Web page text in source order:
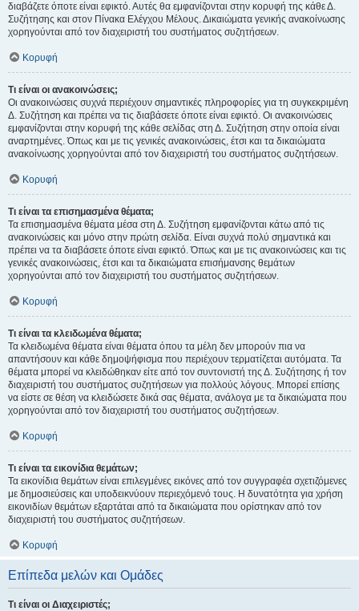
διαβάζετε όποτε είναι εφικτό. Αυτές θα εμφανίζονται στην κορυφή της κάθε Δ.
Συζήτησης και στον Πίνακα Ελέγχου Μέλους. Δικαιώματα γενικής ανακοίνωσης
χορηγούνται από τον διαχειριστή του συστήματος συζητήσεων.
Κορυφή
Τι είναι οι ανακοινώσεις;
Οι ανακοινώσεις συχνά περιέχουν σημαντικές πληροφορίες για τη συγκεκριμένη
Δ. Συζήτηση και πρέπει να τις διαβάσετε όποτε είναι εφικτό. Οι ανακοινώσεις
εμφανίζονται στην κορυφή της κάθε σελίδας στη Δ. Συζήτηση στην οποία είναι
αναρτημένες. Όπως και με τις γενικές ανακοινώσεις, έτσι και τα δικαιώματα
ανακοίνωσης χορηγούνται από τον διαχειριστή του συστήματος συζητήσεων.
Κορυφή
Τι είναι τα επισημασμένα θέματα;
Τα επισημασμένα θέματα μέσα στη Δ. Συζήτηση εμφανίζονται κάτω από τις
ανακοινώσεις και μόνο στην πρώτη σελίδα. Είναι συχνά πολύ σημαντικά και
πρέπει να τα διαβάσετε όποτε είναι εφικτό. Όπως και με τις ανακοινώσεις και τις
γενικές ανακοινώσεις, έτσι και τα δικαιώματα επισήμανσης θεμάτων
χορηγούνται από τον διαχειριστή του συστήματος συζητήσεων.
Κορυφή
Τι είναι τα κλειδωμένα θέματα;
Τα κλειδωμένα θέματα είναι θέματα όπου τα μέλη δεν μπορούν πια να
απαντήσουν και κάθε δημοψήφισμα που περιέχουν τερματίζεται αυτόματα. Τα
θέματα μπορεί να κλειδώθηκαν είτε από τον συντονιστή της Δ. Συζήτησης ή τον
διαχειριστή του συστήματος συζητήσεων για πολλούς λόγους. Μπορεί επίσης
να είστε σε θέση να κλειδώσετε δικά σας θέματα, ανάλογα με τα δικαιώματα που
χορηγούνται από τον διαχειριστή του συστήματος συζητήσεων.
Κορυφή
Τι είναι τα εικονίδια θεμάτων;
Τα εικονίδια θεμάτων είναι επιλεγμένες εικόνες από τον συγγραφέα σχετιζόμενες
με δημοσιεύσεις και υποδεικνύουν περιεχόμενό τους. Η δυνατότητα για χρήση
εικονιδίων θεμάτων εξαρτάται από τα δικαιώματα που ορίστηκαν από τον
διαχειριστή του συστήματος συζητήσεων.
Κορυφή
Επίπεδα μελών και Ομάδες
Τι είναι οι Διαχειριστές;